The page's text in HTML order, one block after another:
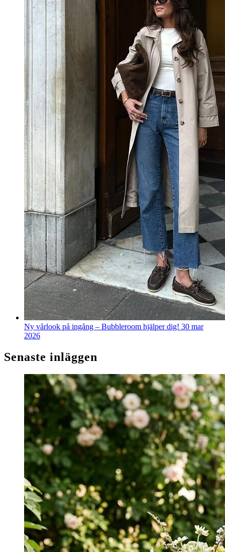
Ny vårlook på ingång – Bubbleroom hjälper dig! 30 mar
2026
Senaste inläggen